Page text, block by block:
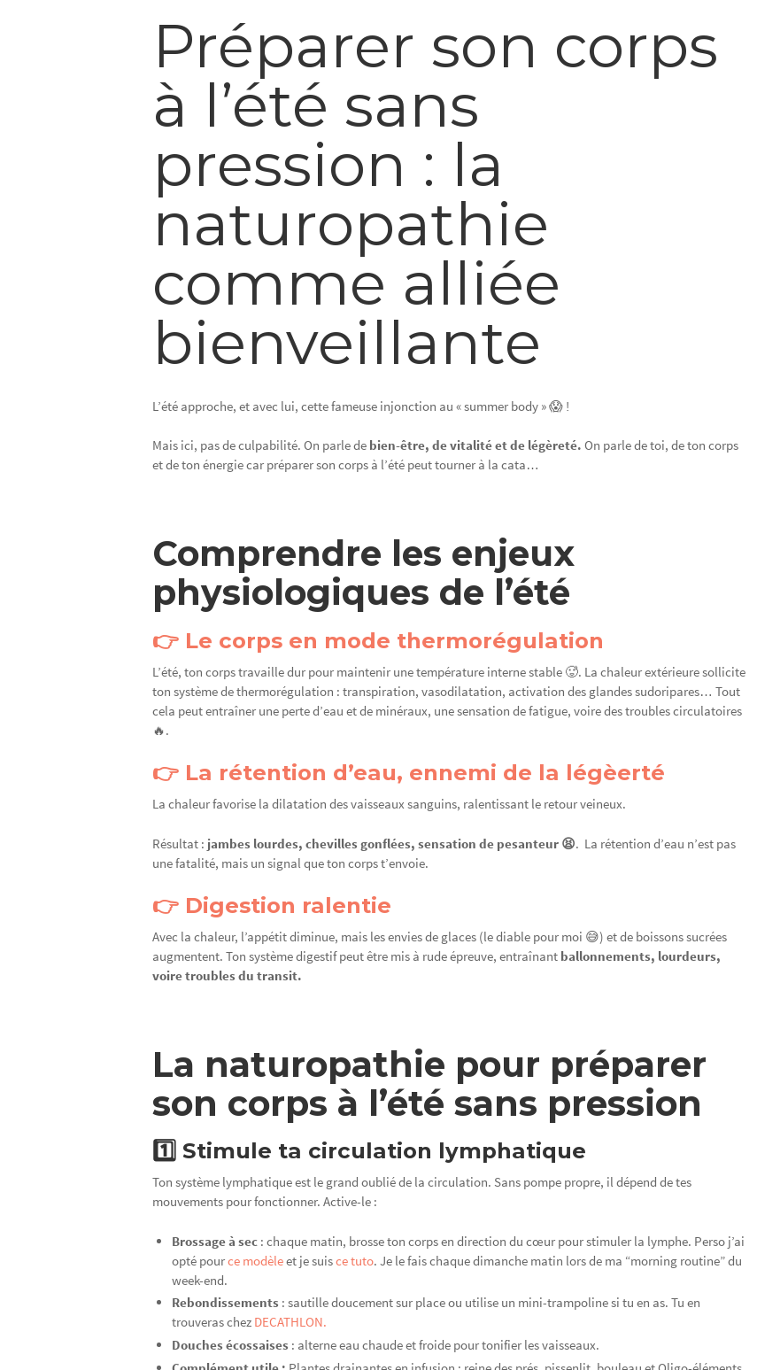
Préparer son corps
à l’été sans
pression : la
naturopathie
comme alliée
bienveillante
L’été approche, et avec lui, cette fameuse injonction au « summer body » 😱 !
Mais ici, pas de culpabilité. On parle debien-être, de vitalité et de légèreté. On parle de toi, de ton corps
et de ton énergie car préparer son corps à l’été peut tourner à la cata…
Comprendre les enjeux
physiologiques de l’été
👉 Le corps en mode thermorégulation
L’été, ton corps travaille dur pour maintenir une température interne stable 🥵. La chaleur extérieure sollicite
ton système de thermorégulation : transpiration, vasodilatation, activation des glandes sudoripares… Tout
cela peut entraîner une perte d’eau et de minéraux, une sensation de fatigue, voire des troubles circulatoires
🔥.
👉 La rétention d’eau, ennemi de la légèerté
La chaleur favorise la dilatation des vaisseaux sanguins, ralentissant le retour veineux.
Résultat : jambes lourdes, chevilles gonflées, sensation de pesanteur 😫. La rétention d’eau n’est pas
une fatalité, mais un signal que ton corps t’envoie.
👉 Digestion ralentie
Avec la chaleur, l’appétit diminue, mais les envies de glaces (le diable pour moi 😅) et de boissons sucrées
augmentent. Ton système digestif peut être mis à rude épreuve, entraînant ballonnements, lourdeurs,
voire troubles du transit.
La naturopathie pour préparer
son corps à l’été sans pression
1️⃣ Stimule ta circulation lymphatique
Ton système lymphatique est le grand oublié de la circulation. Sans pompe propre, il dépend de tes
mouvements pour fonctionner. Active-le :
Brossage à sec : chaque matin, brosse ton corps en direction du cœur pour stimuler la lymphe. Perso j’ai
opté pource modèleet je suisce tuto. Je le fais chaque dimanche matin lors de ma “morning routine” du
week-end.
Rebondissements : sautille doucement sur place ou utilise un mini-trampoline si tu en as. Tu en
trouveras chez DECATHLON.
Douches écossaises : alterne eau chaude et froide pour tonifier les vaisseaux.